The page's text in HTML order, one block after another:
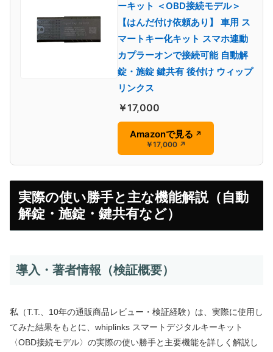
ーキット ＜OBD接続モデル＞
【はんだ付け依頼あり】 車用 ス
マートキー化キット スマホ連動
カプラーオンで接続可能 自動解
錠・施錠 鍵共有 後付け ウィップ
リンクス
￥17,000
Amazonで見る ↗
￥17,000 ↗
実際の使い勝手と主な機能解説（自動
解錠・施錠・鍵共有など）
導入・著者情報（検証概要）
私（T.T.、10年の通販商品レビュー・検証経験）は、実際に使用し
てみた結果をもとに、whiplinks スマートデジタルキーキット
〈OBD接続モデル〉の実際の使い勝手と主要機能を詳しく解説し